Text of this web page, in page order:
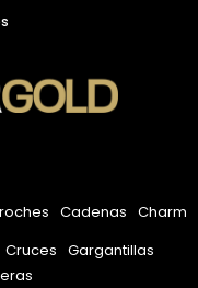
Cadenas Charm
Cruces Gargantillas